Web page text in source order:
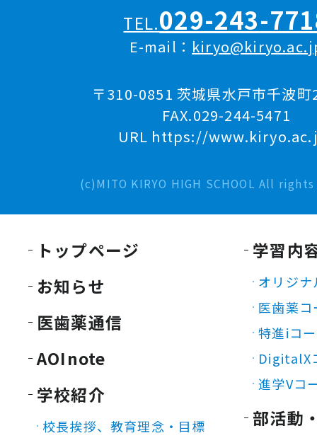
TEL.029-243-
E-mail：
〒310-0851 茨城県水戸市千波
FAX.029-244-5471
URL https://
(c)MITO KIRYO HIGH SCHOOL All
トップページ
お知らせ
医歯薬通信
AOInote
学校紹介
校長挨拶、教育理念・目標
学習内
オリジ
医歯薬コ
特進iコ
DigitalX
進学Vコ
部活動